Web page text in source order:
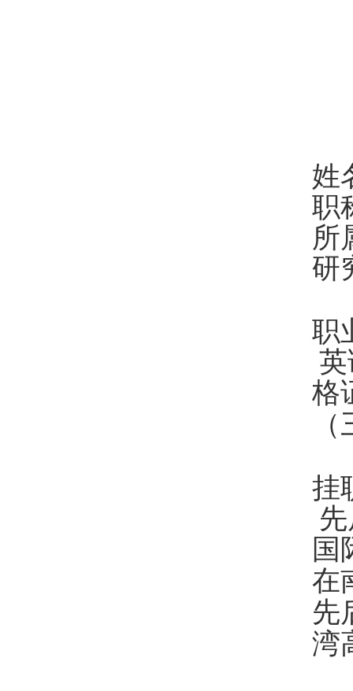
姓
职
所
研
职
格
挂
国
在
先
湾